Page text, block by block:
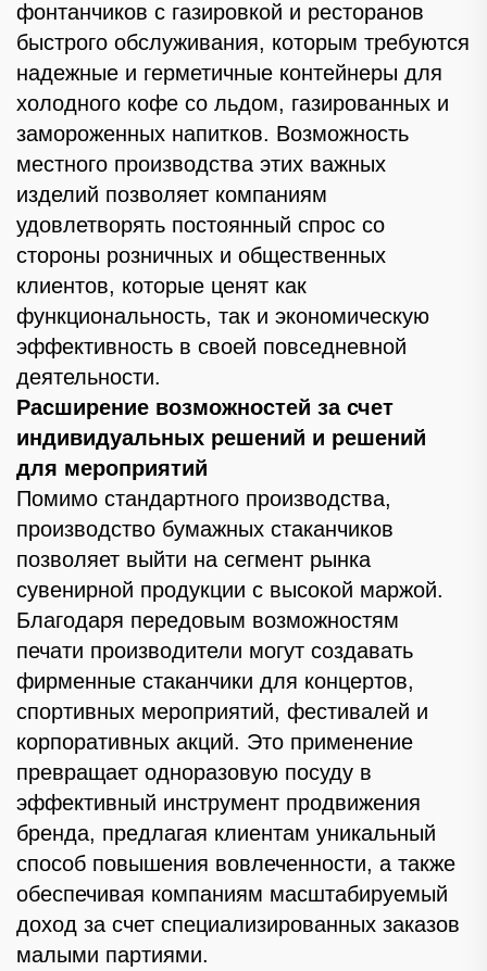
фонтанчиков с газировкой и ресторанов
быстрого обслуживания, которым требуются
надежные и герметичные контейнеры для
холодного кофе со льдом, газированных и
замороженных напитков. Возможность
местного производства этих важных
изделий позволяет компаниям
удовлетворять постоянный спрос со
стороны розничных и общественных
клиентов, которые ценят как
функциональность, так и экономическую
эффективность в своей повседневной
деятельности.
Расширение возможностей за счет
индивидуальных решений и решений
для мероприятий
Помимо стандартного производства,
производство бумажных стаканчиков
позволяет выйти на сегмент рынка
сувенирной продукции с высокой маржой.
Благодаря передовым возможностям
печати производители могут создавать
фирменные стаканчики для концертов,
спортивных мероприятий, фестивалей и
корпоративных акций. Это применение
превращает одноразовую посуду в
эффективный инструмент продвижения
бренда, предлагая клиентам уникальный
способ повышения вовлеченности, а также
обеспечивая компаниям масштабируемый
доход за счет специализированных заказов
малыми партиями.